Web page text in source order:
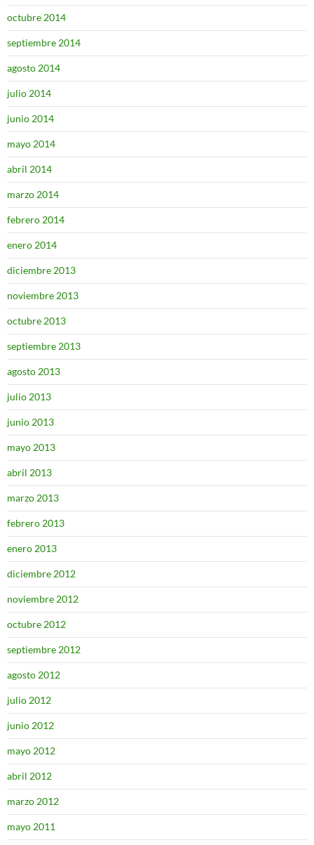
octubre 2014
septiembre 2014
agosto 2014
julio 2014
junio 2014
mayo 2014
abril 2014
marzo 2014
febrero 2014
enero 2014
diciembre 2013
noviembre 2013
octubre 2013
septiembre 2013
agosto 2013
julio 2013
junio 2013
mayo 2013
abril 2013
marzo 2013
febrero 2013
enero 2013
diciembre 2012
noviembre 2012
octubre 2012
septiembre 2012
agosto 2012
julio 2012
junio 2012
mayo 2012
abril 2012
marzo 2012
mayo 2011